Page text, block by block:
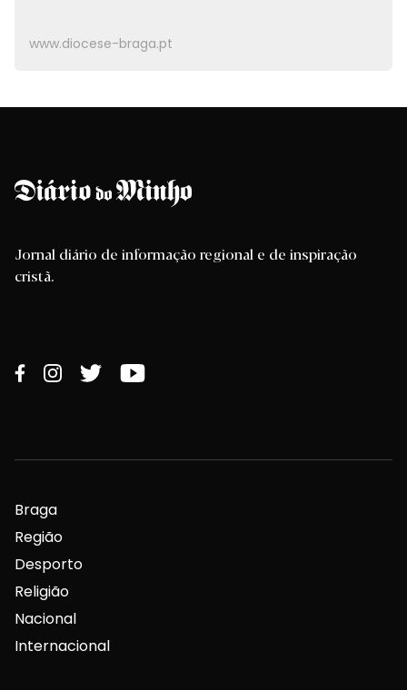
www.diocese-braga.pt
Jornal diário de informação regional e de inspiração
cristã.
Braga
Região
Desporto
Religião
Nacional
Internacional